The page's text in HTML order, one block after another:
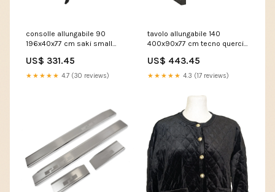
consolle allungabile 90
196x40x77 cm saki small
antracite 306821
VE1120GOYA024-CT
US$ 331.45
★★★★★ 4.7 (30 reviews)
tavolo allungabile 140
400x90x77 cm tecno quercia
306972 924-007V00LG
US$ 443.45
★★★★★ 4.3 (17 reviews)